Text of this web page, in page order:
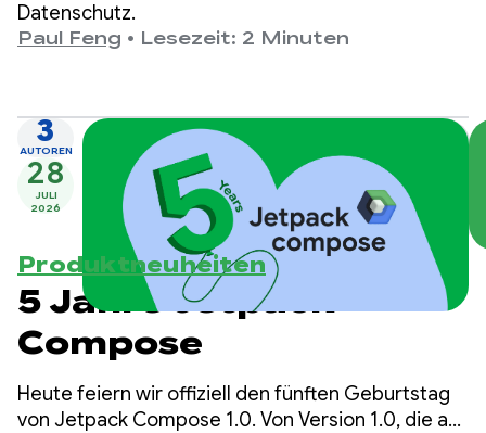
Datenschutz.
Paul Feng • Lesezeit: 2 Minuten
3
AUTOREN
28
JULI
2026
Produktneuheiten
5 Jahre Jetpack
Compose
Heute feiern wir offiziell den fünften Geburtstag
von Jetpack Compose 1.0. Von Version 1.0, die am